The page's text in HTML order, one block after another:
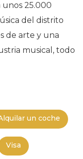
unos 25.000
del distrito
de arte y una
musical, todo
un coche
Visa